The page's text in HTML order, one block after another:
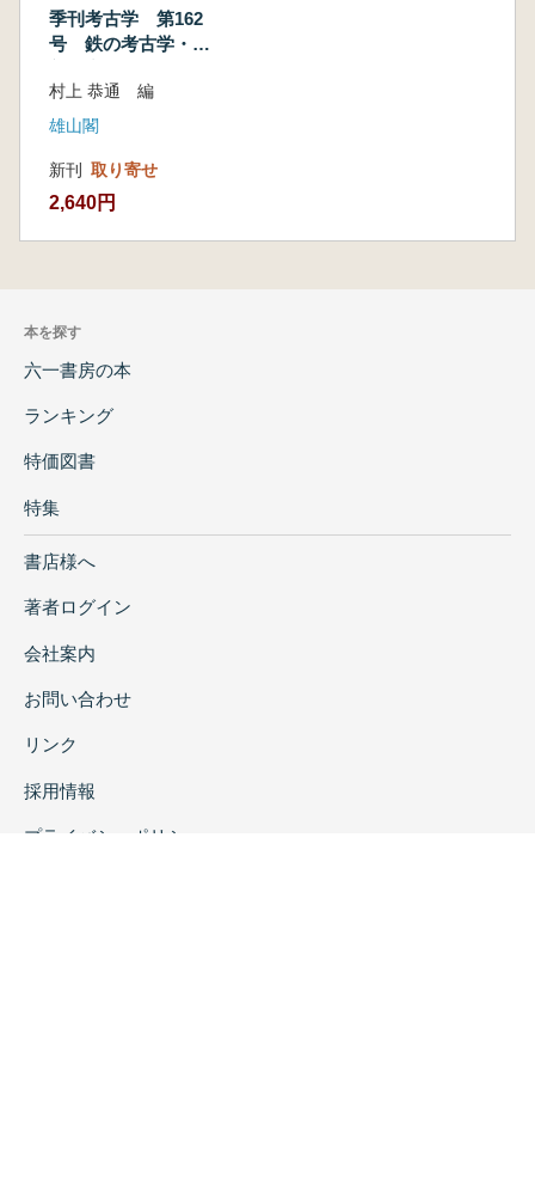
季刊考古学 第162
号 鉄の考古学・最
村上 恭通 編
雄山閣
新刊 取り寄せ
2,640円
本を探す
六一書房の本
ランキング
特価図書
特集
書店様へ
著者ログイン
会社案内
お問い合わせ
リンク
採用情報
プライバシーポリシー